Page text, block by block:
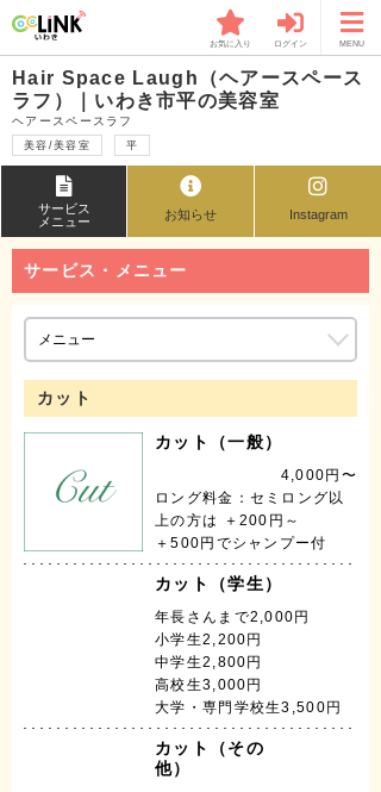
お気に入り ログイン MENU
Hair Space Laugh（ヘアースペース
ラフ）｜いわき市平の美容室
ヘアースペースラフ
美容/美容室 平
サービス
メニュー
お知らせ Instagram
サービス・メニュー
カット
カット（一般）
4,000円〜
ロング料金：セミロング以
上の方は ＋200円～
＋500円でシャンプー付
カット（学生）
年長さんまで2,000円
小学生2,200円
中学生2,800円
高校生3,000円
大学・専門学校生3,500円
カット（その
他）